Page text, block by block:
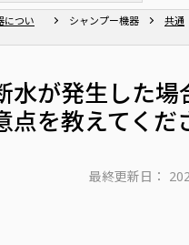
につい
シャンプー機器 共通
水が発生した場
点を教えてくだ
最終更新日：